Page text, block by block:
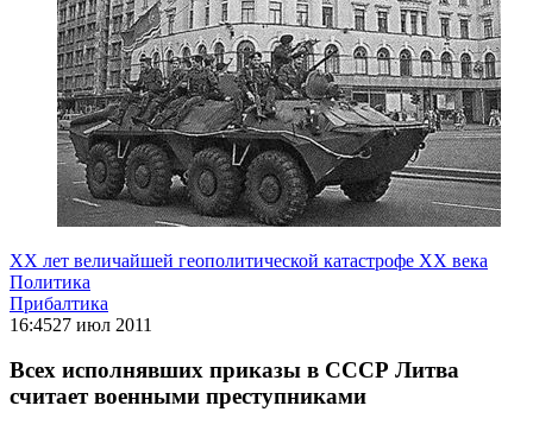
ХХ лет величайшей геополитической катастрофе ХХ века
Политика
Прибалтика
16:4527 июл 2011
Всех исполнявших приказы в СССР Литва
считает военными преступниками